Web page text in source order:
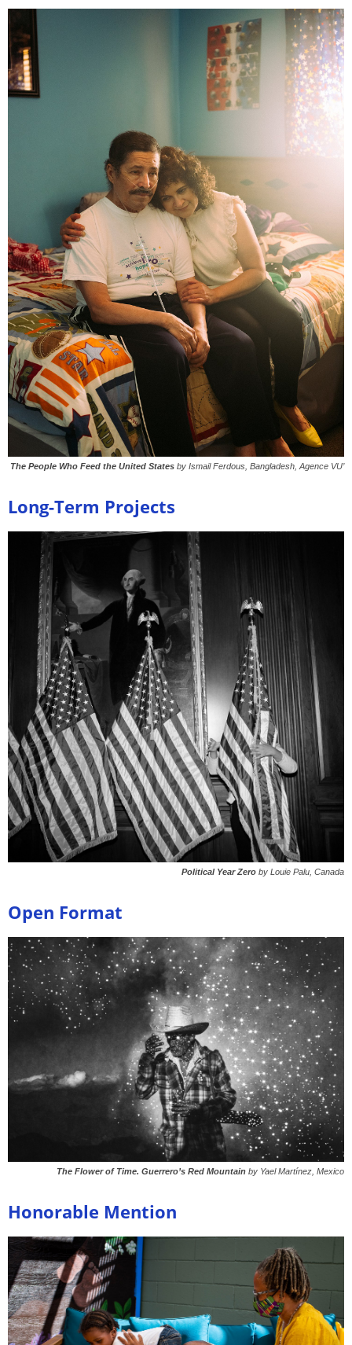
The People Who Feed the United States by Ismail Ferdous, Bangladesh, Agence VU’
Long-Term Projects
Political Year Zero by Louie Palu, Canada
Open Format
The Flower of Time. Guerrero’s Red Mountain by Yael Martínez, Mexico
Honorable Mention